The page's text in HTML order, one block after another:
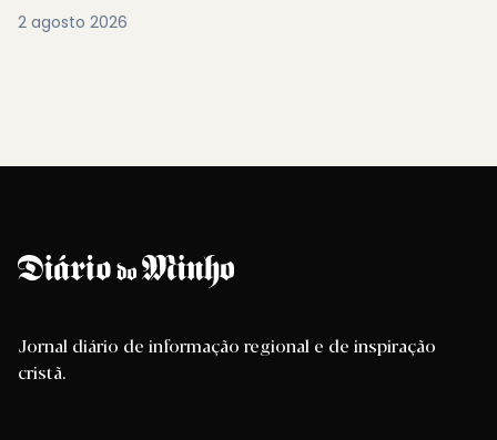
2 agosto 2026
Jornal diário de informação regional e de inspiração
cristã.